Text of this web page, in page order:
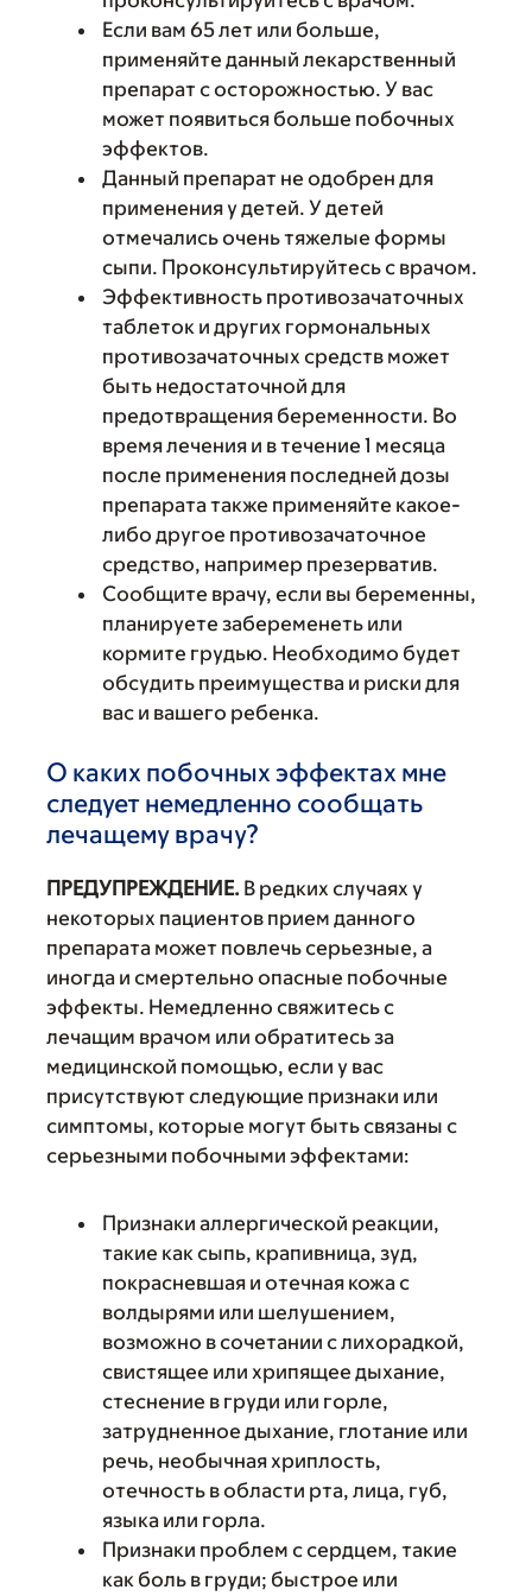
Если вам 65 лет или больше,
применяйте данный лекарственный
препарат с осторожностью. У вас
может появиться больше побочных
эффектов.
Данный препарат не одобрен для
применения у детей. У детей
отмечались очень тяжелые формы
сыпи. Проконсультируйтесь с врачом.
Эффективность противозачаточных
таблеток и других гормональных
противозачаточных средств может
быть недостаточной для
предотвращения беременности. Во
время лечения и в течение 1 месяца
после применения последней дозы
препарата также применяйте какое-
либо другое противозачаточное
средство, например презерватив.
Сообщите врачу, если вы беременны,
планируете забеременеть или
кормите грудью. Необходимо будет
обсудить преимущества и риски для
вас и вашего ребенка.
О каких побочных эффектах мне
следует немедленно сообщать
лечащему врачу?
ПРЕДУПРЕЖДЕНИЕ. В редких случаях у
некоторых пациентов прием данного
препарата может повлечь серьезные, а
иногда и смертельно опасные побочные
эффекты. Немедленно свяжитесь с
лечащим врачом или обратитесь за
медицинской помощью, если у вас
присутствуют следующие признаки или
симптомы, которые могут быть связаны с
серьезными побочными эффектами:
Признаки аллергической реакции,
такие как сыпь, крапивница, зуд,
покрасневшая и отечная кожа с
волдырями или шелушением,
возможно в сочетании с лихорадкой,
свистящее или хрипящее дыхание,
стеснение в груди или горле,
затрудненное дыхание, глотание или
речь, необычная хриплость,
отечность в области рта, лица, губ,
языка или горла.
Признаки проблем с сердцем, такие
как боль в груди; быстрое или